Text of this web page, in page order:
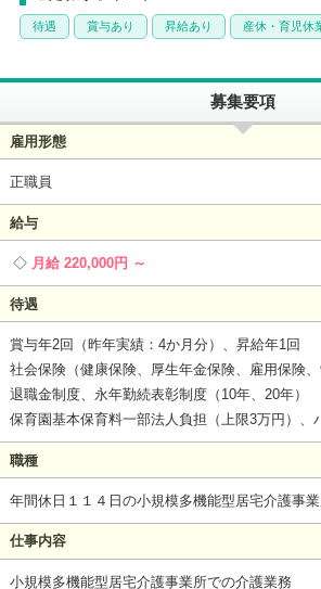
待遇 賞与あり 昇給あり 産休・育児休
募集要項
雇用形態
正職員
給与
月給 220,000円 ～
待遇
賞与年2回（昨年実績：4か月分）、昇給年1回
社会保険（健康保険、厚生年金保険、雇用保険
退職金制度、永年勤続表彰制度（10年、20年）
保育園基本保育料一部法人負担（上限3万円）、
職種
年間休日１１４日の小規模多機能型居宅介護事
仕事内容
小規模多機能型居宅介護事業所での介護業務